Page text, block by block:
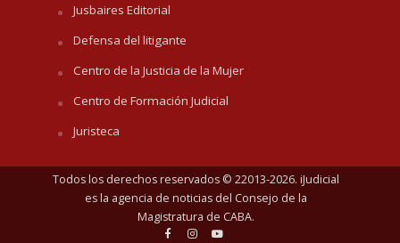
Jusbaires Editorial
Defensa del litigante
Centro de la Justicia de la Mujer
Centro de Formación Judicial
Juristeca
Todos los derechos reservados © 22013-2026. iJudicial
es la agencia de noticias del Consejo de la
Magistratura de CABA.